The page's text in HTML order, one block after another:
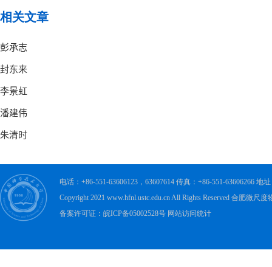
相关文章
电话：+86-551-63606123，63607614 传真：+86-551-63606266 地
Copyright 2021 www.hfnl.ustc.edu.cn All Rights Reserved 合肥微尺
备案许可证：皖ICP备05002528号 网站访问统计